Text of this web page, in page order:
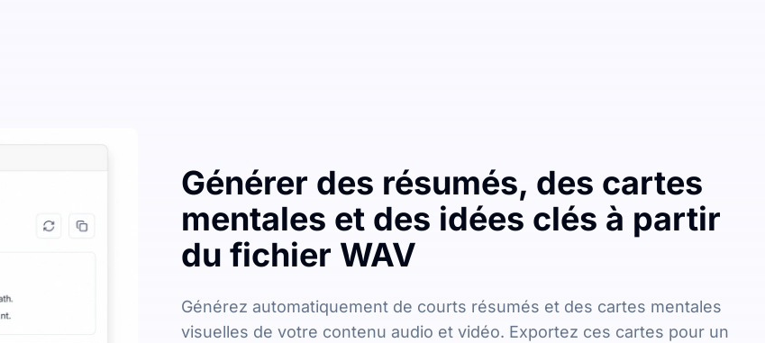
Générer des résumés, des cartes
mentales et des idées clés à partir
du fichier WAV
Générez automatiquement de courts résumés et des cartes mentales
visuelles de votre contenu audio et vidéo. Exportez ces cartes pour un